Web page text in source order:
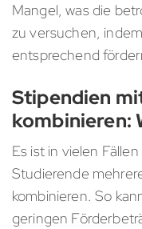
Mangel, was die
zu versuchen,
entsprechend
Stipendien
kombinieren:
Es ist in vielen
Studierende
kombinieren. So
geringen